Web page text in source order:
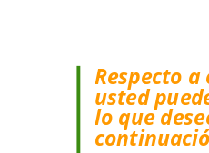
Respecto
usted
lo que